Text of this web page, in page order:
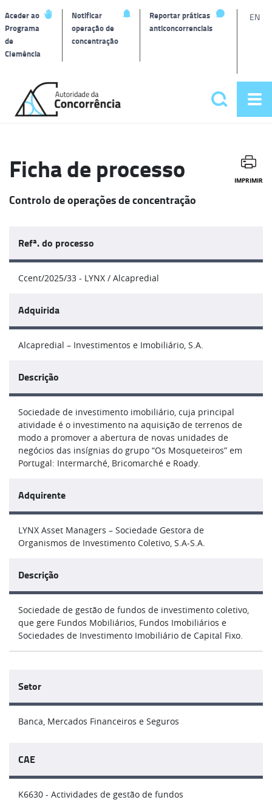
Aceder ao
Programa
de
Clemência
Notificar
operação de
concentração
Reportar práticas
anticoncorrenciais
EN
Página
inicial
Pesquisar
Ficha de processo IMPRIMIR
Controlo de operações de concentração
Refª. do processo
Ccent/2025/33 - LYNX / Alcapredial
Adquirida
Alcapredial – Investimentos e Imobiliário, S.A.
Descrição
Sociedade de investimento imobiliário, cuja principal
atividade é o investimento na aquisição de terrenos de
modo a promover a abertura de novas unidades de
negócios das insígnias do grupo “Os Mosqueteiros” em
Portugal: Intermarché, Bricomarché e Roady.
Adquirente
LYNX Asset Managers – Sociedade Gestora de
Organismos de Investimento Coletivo, S.A-S.A.
Descrição
Sociedade de gestão de fundos de investimento coletivo,
que gere Fundos Mobiliários, Fundos Imobiliários e
Sociedades de Investimento Imobiliário de Capital Fixo.
Setor
Banca, Mercados Financeiros e Seguros
CAE
K6630 - Actividades de gestão de fundos